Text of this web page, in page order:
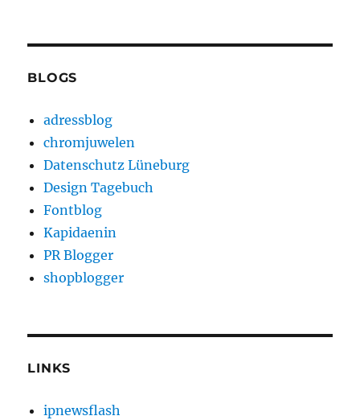
BLOGS
adressblog
chromjuwelen
Datenschutz Lüneburg
Design Tagebuch
Fontblog
Kapidaenin
PR Blogger
shopblogger
LINKS
ipnewsflash